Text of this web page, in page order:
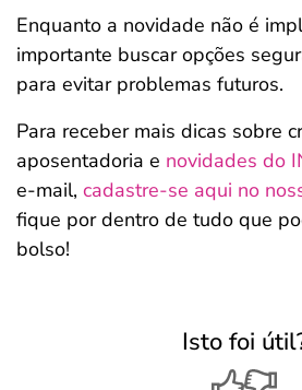
Enquanto a novidade não é
importante buscar opções
para evitar problemas futuros.
Para receber mais dicas sobre
aposentadoria e novidades do
e-mail, cadastre-se aqui no
fique por dentro de tudo que
bolso!
Isto foi